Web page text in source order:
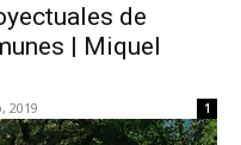
de
| Miquel
2019 1